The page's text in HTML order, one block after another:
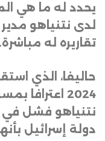
يحدد له ما هي
لدى نتنياهو
تقاريره له مباشرة.
حاليفا، الذي
2024
نتنياهو فشل في
دولة إسرائيل